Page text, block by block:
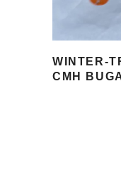
WINTER-
CMH